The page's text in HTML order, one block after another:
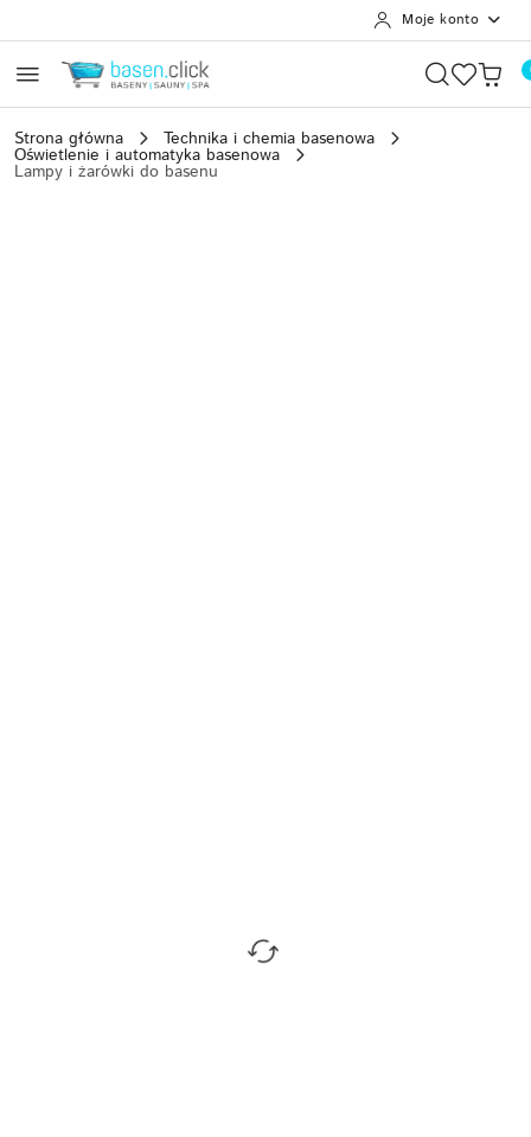
Moje konto
Strona główna Technika i chemia basenowa
Oświetlenie i automatyka basenowa
Lampy i żarówki do basenu